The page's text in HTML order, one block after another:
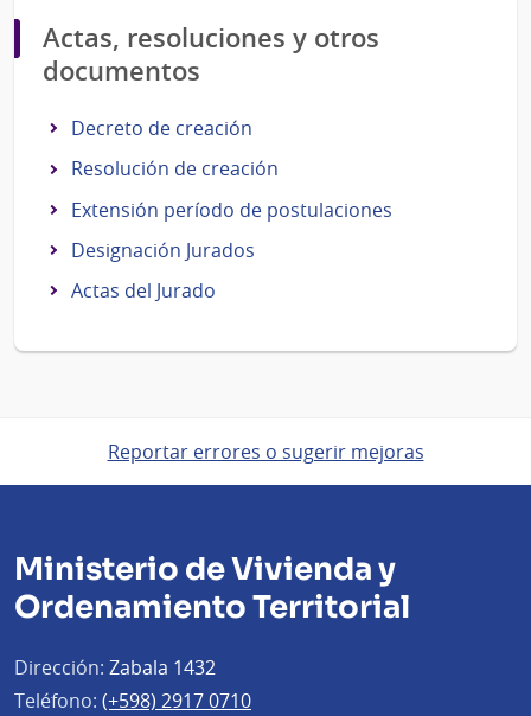
Actas, resoluciones y otros
documentos
Decreto de creación
Resolución de creación
Extensión período de postulaciones
Designación Jurados
Actas del Jurado
Reportar errores o sugerir mejoras
Ministerio de Vivienda y
Ordenamiento Territorial
Dirección: Zabala 1432
Teléfono: (+598) 2917 0710